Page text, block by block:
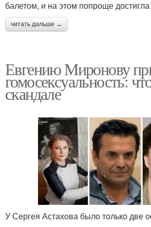
балетом, и на этом попроще
читать дальше →
Евгению Миронову
гомосексуальность:
скандале
У Сергея Астахова было только две